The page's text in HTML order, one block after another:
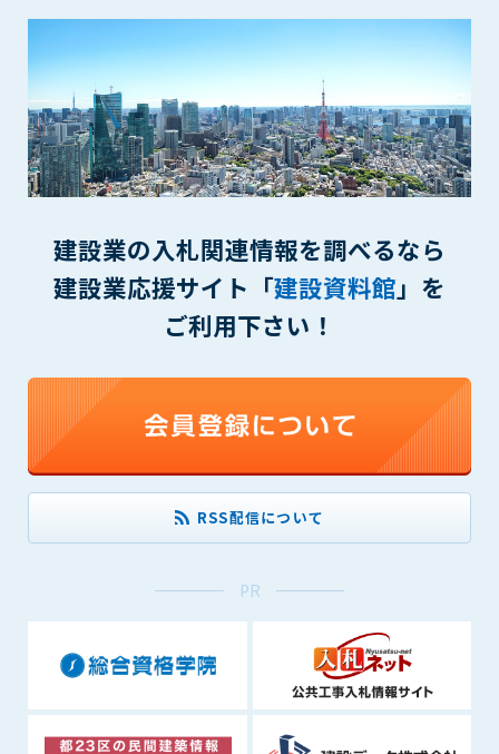
建設業の入札関連情報を調べるなら
建設業応援サイト「建設資料館」を
ご利用下さい！
RSS配信について
PR
1. 会員は建設資料館WEB上で以下の行為をしないものとしま
す。
(1) 第三者または管理者の著作権、その他知的所有権を侵害す
る行為
(2) 第三者または管理者の財産、プライバシー等を侵害する行
為
(3) 第三者または管理者を誹謗中傷する行為
(5) 第三者に不利益を与える行為
(6) 管理者が承認していない営利を目的とした行為
(7) 公序良俗に反する行為
(8) 犯罪的行為に結びつく行為
(9) その他、法律に反する行為
を、営利を目的として第三者に転売し、または転売のため
に第三者に提供すること
第7条（登録内容の削除）
管理者は、会員が登録した内容が以下に該当する、またはその
恐れのあるものは、会員の承諾なく削除できるものとします。
(1) 登録されている情報が、第6条の定める禁止事項に該当する
(2) 建設資料館の運営および保守管理上、必要と判断した場合
(3) 広告掲載料金の支払が遅延した場合
(4) その他、管理者が不適当と判断した場合
管理者は、会員の承諾なく、本サービス内容の変更(新規追加、
廃止を含み)し、本サービスの運営を中止または廃止することが